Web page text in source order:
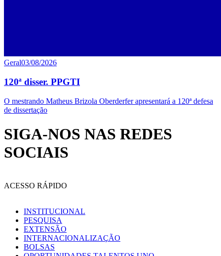
Geral03/08/2026
120ª disser. PPGTI
O mestrando Matheus Brizola Oberderfer apresentará a 120ª defesa
de dissertação
SIGA-NOS NAS REDES
SOCIAIS
ACESSO RÁPIDO
INSTITUCIONAL
PESQUISA
EXTENSÃO
INTERNACIONALIZAÇÃO
BOLSAS